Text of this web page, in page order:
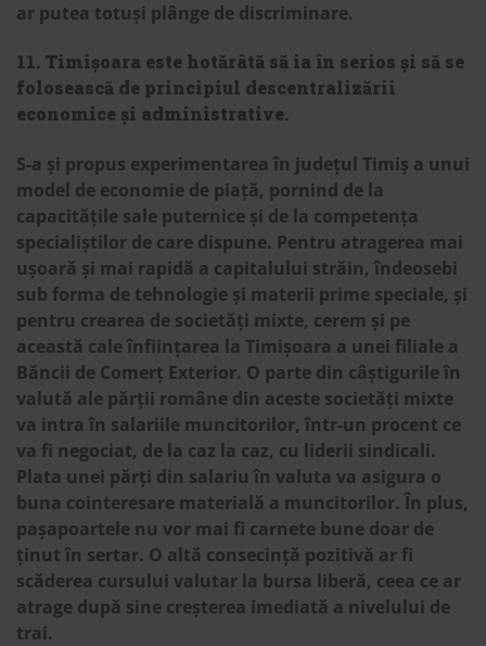
ar putea totuși plânge de discriminare.
11. Timișoara este hotărâtă să ia în serios și să se
folosească de principiul descentralizării
economice și administrative.
S-a și propus experimentarea în județul Timiș a unui
model de economie de piață, pornind de la
capacitățile sale puternice și de la competența
specialiștilor de care dispune. Pentru atragerea mai
ușoară și mai rapidă a capitalului străin, îndeosebi
sub forma de tehnologie și materii prime speciale, și
pentru crearea de societăți mixte, cerem și pe
această cale înființarea la Timișoara a unei filiale a
Băncii de Comerț Exterior. O parte din câștigurile în
valută ale părții române din aceste societăți mixte
va intra în salariile muncitorilor, într-un procent ce
va fi negociat, de la caz la caz, cu liderii sindicali.
Plata unei părți din salariu în valuta va asigura o
buna cointeresare materială a muncitorilor. În plus,
pașapoartele nu vor mai fi carnete bune doar de
ținut în sertar. O altă consecință pozitivă ar fi
scăderea cursului valutar la bursa liberă, ceea ce ar
atrage după sine creșterea imediată a nivelului de
trai.